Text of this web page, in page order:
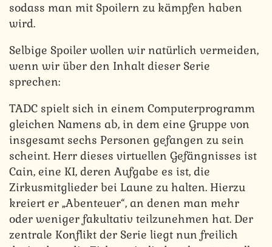
sodass man mit Spoilern zu kämpfen haben
wird.
Selbige Spoiler wollen wir natürlich vermeiden,
wenn wir über den Inhalt dieser Serie
sprechen:
TADC spielt sich in einem Computerprogramm
gleichen Namens ab, in dem eine Gruppe von
insgesamt sechs Personen gefangen zu sein
scheint. Herr dieses virtuellen Gefängnisses ist
Cain, eine KI, deren Aufgabe es ist, die
Zirkusmitglieder bei Laune zu halten. Hierzu
kreiert er „Abenteuer“, an denen man mehr
oder weniger fakultativ teilzunehmen hat. Der
zentrale Konflikt der Serie liegt nun freilich